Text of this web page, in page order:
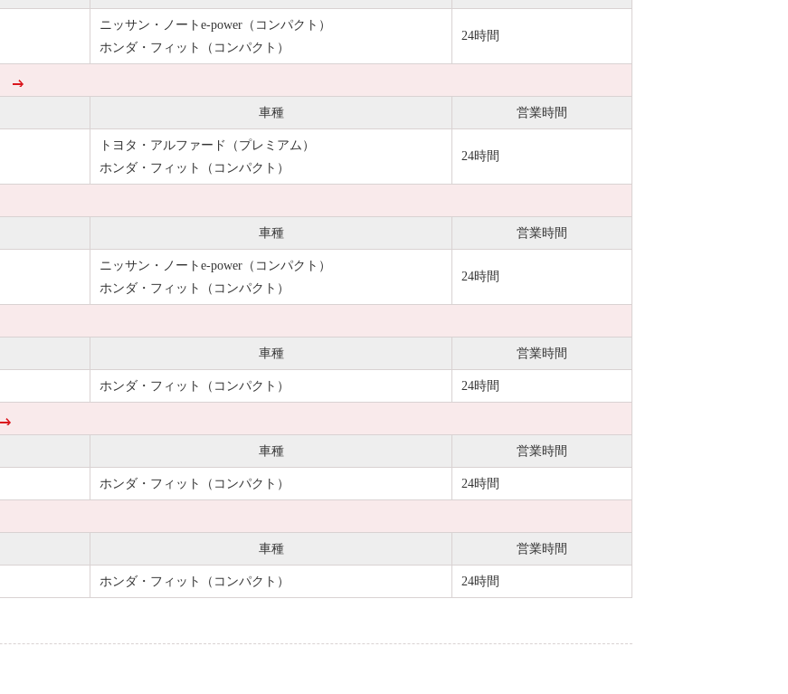
ニッサン・ノートe-power（コンパクト）
ホンダ・フィット（コンパクト）
24時間
車種 営業時間
トヨタ・アルファード（プレミアム）
ホンダ・フィット（コンパクト）
24時間
車種 営業時間
ニッサン・ノートe-power（コンパクト）
ホンダ・フィット（コンパクト）
24時間
車種 営業時間
ホンダ・フィット（コンパクト） 24時間
車種 営業時間
ホンダ・フィット（コンパクト） 24時間
車種 営業時間
ホンダ・フィット（コンパクト） 24時間